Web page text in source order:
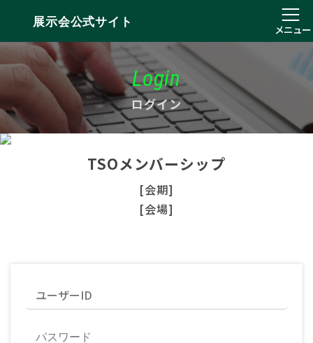
展示会公式サイト
メニュー
Login
ログイン
TSOメンバーシップ
[会期]
[会場]